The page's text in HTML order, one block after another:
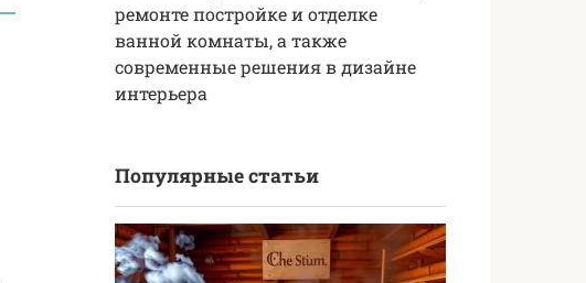
ремонте постройке и отделке
ванной комнаты, а также
современные решения в дизайне
интерьера
Популярные статьи